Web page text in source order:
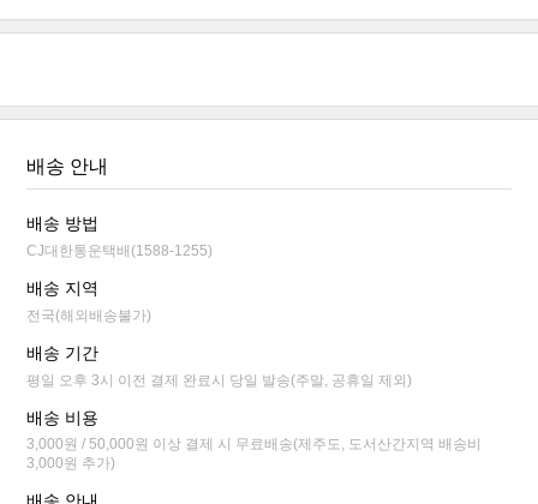
배송 안내
배송 방법
CJ대한통운택배(1588-1255)
배송 지역
전국(해외배송불가)
배송 기간
평일 오후 3시 이전 결제 완료시 당일 발송(주말, 공휴일 제외)
배송 비용
3,000원 / 50,000원 이상 결제 시 무료배송(제주도, 도서산간지역 배송비
3,000원 추가)